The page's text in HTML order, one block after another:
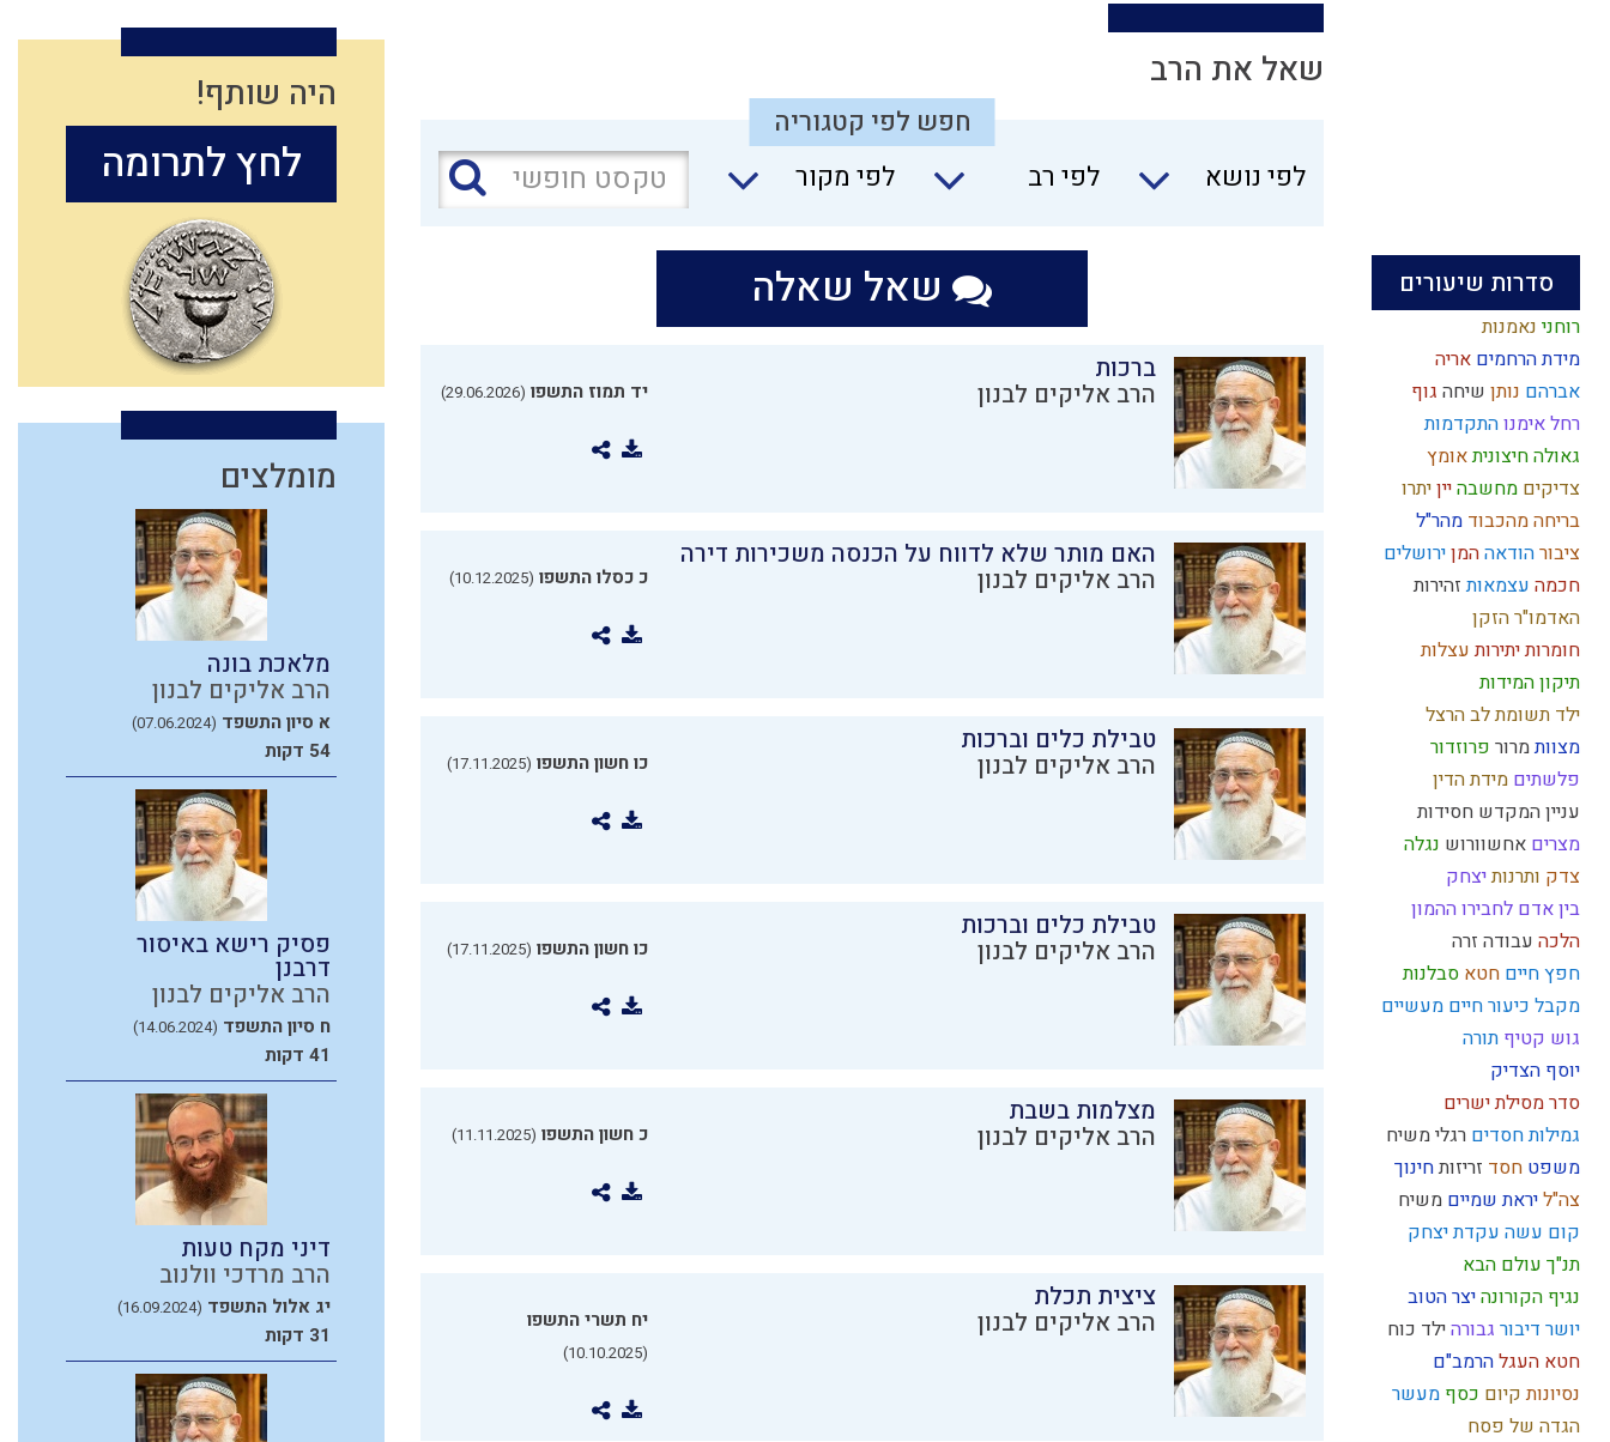
סדרות שיעורים
רוחני נאמנות
מידת הרחמים אריה
אברהם נותן שיחה גוף
רחל אימנוהתקדמות
גאולה חיצוניתאומץ
צדיקים מחשבהייןיתרו
בריחה מהכבוד מהר"ל
ציבורהודאההמןירושלים
חכמה עצמאותזהירות
האדמו"ר הזקן
חומרות יתירותעצלות
תיקון המידות
ילד תשומת לבהרצל
מצוותמרור פרוזדור
פלשתים מידת הדין
עניין המקדש חסידות
מצרים אחשוורוש נגלה
צדק ותרנותיצחק
בין אדם לחבירו ההמון
הלכה עבודה זרה
חפץ חיים חטא סבלנות
מקבל כיעורחיים מעשיים
גוש קטיף תורה
יוסף הצדיק
סדר מסילת ישרים
גמילות חסדים רגלי משיח
משפט חסד זריזותחינוך
צה"ליראת שמיים משיח
קום עשה עקדת יצחק
תנ"ך עולם הבא
נגיף הקורונהיצר הטוב
יושר דיבור גבורהילד כוח
חטא העגלהרמב"ם
נסיונותקיום כסף מעשר
הגדה של פסח
שאל את הרב
חפש לפי קטגוריה
לפי נושא
לפי רב לפי מקור
שאל שאלה
ברכות
הרב אליקים לבנון יד תמוז התשפו (29.06.2026)
האם מותר שלא לדווח על הכנסה משכירות דירה
הרב אליקים לבנון כ כסלו התשפו (10.12.2025)
טבילת כלים וברכות
הרב אליקים לבנון כו חשון התשפו (17.11.2025)
טבילת כלים וברכות
הרב אליקים לבנון כו חשון התשפו (17.11.2025)
מצלמות בשבת
הרב אליקים לבנון כ חשון התשפו (11.11.2025)
ציצית תכלת
הרב אליקים לבנון יח תשרי התשפו
(10.10.2025)
היה שותף!
לחץ לתרומה
מומלצים
מלאכת בונה
הרב אליקים לבנון
א סיון התשפד (07.06.2024)
54 דקות
פסיק רישא באיסור
דרבנן
הרב אליקים לבנון
ח סיון התשפד (14.06.2024)
41 דקות
דיני מקח טעות
הרב מרדכי וולנוב
יג אלול התשפד (16.09.2024)
31 דקות